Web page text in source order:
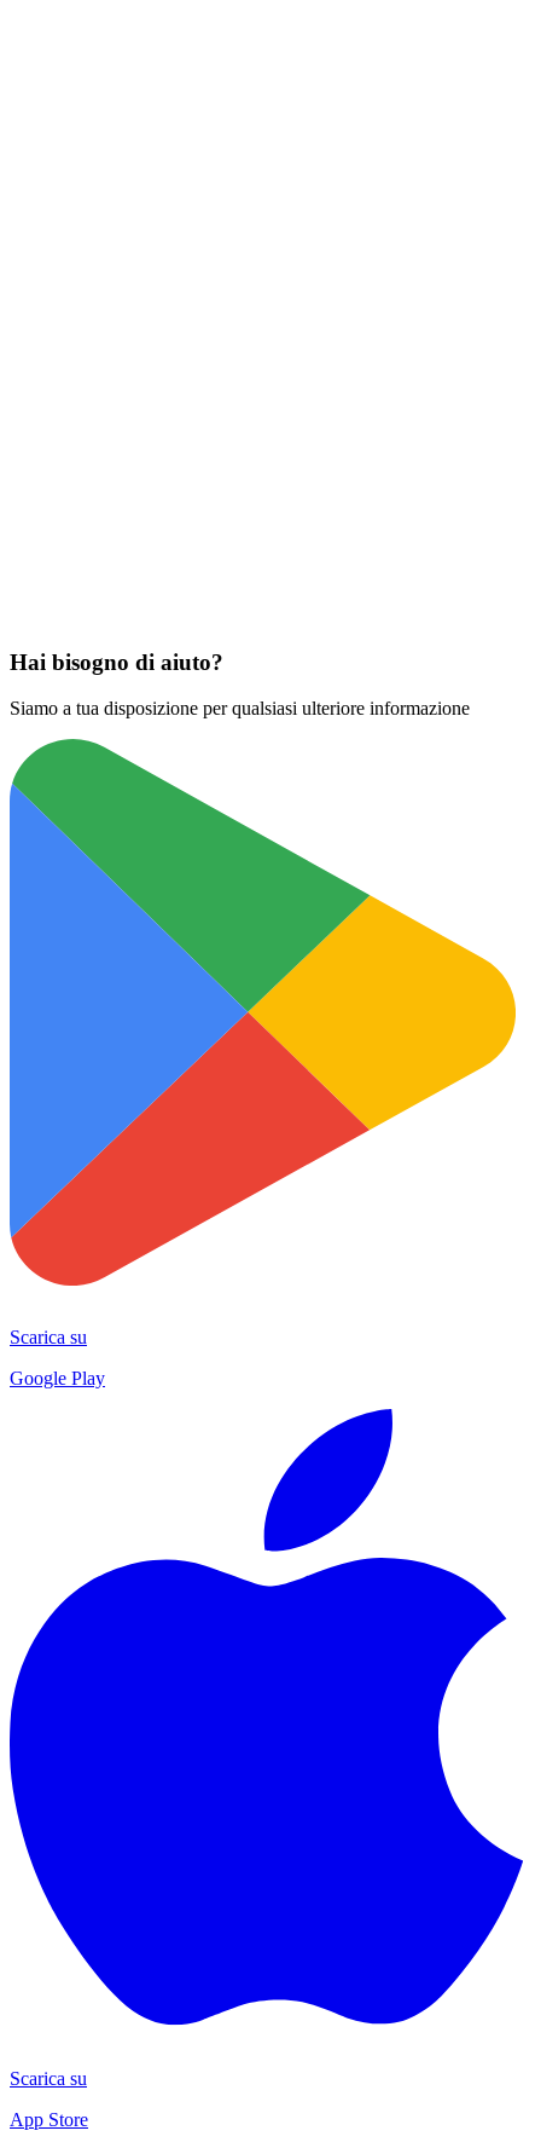
Hai bisogno di aiuto?
Siamo a tua disposizione per qualsiasi ulteriore informazione
Scarica su
Google Play
Scarica su
App Store